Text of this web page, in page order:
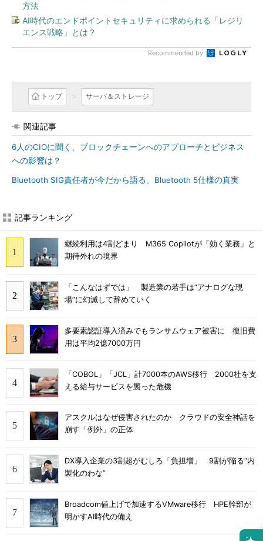
方法
AI時代のエンドポイントセキュリティに求められる「レジリ
エンス戦略」とは？
Recommended by
トップ サーバ＆ストレージ
関連記事
6人のCIOに聞く、ブロックチェーンへのアプローチとビジネス
への影響は？
Bluetooth SIG責任者が今だから語る、Bluetooth 5仕様の真実
記事ランキング
継続利用は4割どまり M365 Copilotが「効く業務」と
期待外れの境界
「こんなはずでは」 製造業の若手は“アナログな現
場”に幻滅して辞めていく
多要素認証導入済みでもランサムウェア被害に 復旧費
用は平均2億7000万円
「COBOL」「JCL」計7000本のAWS移行 2000社を支
える給与サービスを襲った危機
アスクルはなぜ侵害されたのか クラウドの安全神話を
崩す「例外」の正体
DX導入企業の3割超がむしろ「負担増」 9割が陥る“内
製化のわな”
Broadcom値上げで加速するVMware移行 HPE幹部が
明かすAI時代の備え